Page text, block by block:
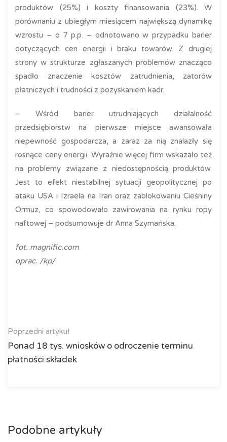
produktów (25%) i koszty finansowania (23%). W
porównaniu z ubiegłym miesiącem największą dynamikę
wzrostu – o 7 p.p. – odnotowano w przypadku barier
dotyczących cen energii i braku towarów. Z drugiej
strony w strukturze zgłaszanych problemów znacząco
spadło znaczenie kosztów zatrudnienia, zatorów
płatniczych i trudności z pozyskaniem kadr.
– Wśród barier utrudniających działalność
przedsiębiorstw na pierwsze miejsce awansowała
niepewność gospodarcza, a zaraz za nią znalazły się
rosnące ceny energii. Wyraźnie więcej firm wskazało też
na problemy związane z niedostępnością produktów.
Jest to efekt niestabilnej sytuacji geopolitycznej po
ataku USA i Izraela na Iran oraz zablokowaniu Cieśniny
Ormuz, co spowodowało zawirowania na rynku ropy
naftowej – podsumowuje dr Anna Szymańska.
fot. magnific.com
oprac. /kp/
Poprzedni artykuł
Ponad 18 tys. wniosków o odroczenie terminu
płatności składek
Podobne artykuły